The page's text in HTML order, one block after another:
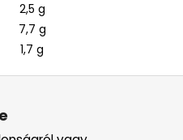
2,5 g
7,7 g
1,7 g